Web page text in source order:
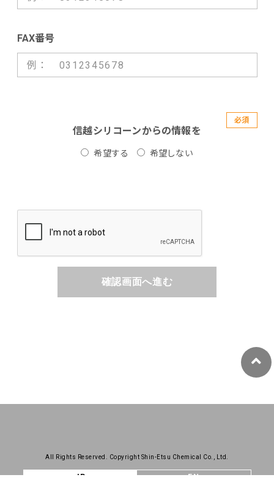
FAX番号
必須
信越シリコーンからの情報を
希望する 希望しない
確認画面へ進む
All Rights Reserved. Copyright Shin-Etsu Chemical Co., Ltd.
JP EN